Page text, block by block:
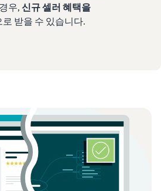
우, 신규 셀러 혜택을
로 받을 수 있습니다.